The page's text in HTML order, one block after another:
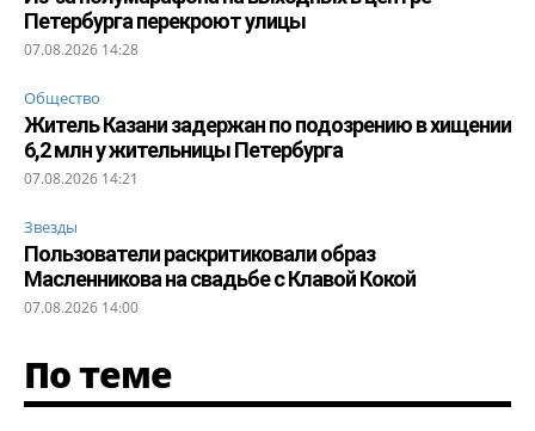
Петербурга перекроют улицы
07.08.2026 14:28
Общество
Житель Казани задержан по подозрению в хищении
6,2 млн у жительницы Петербурга
07.08.2026 14:21
Звезды
Пользователи раскритиковали образ
Масленникова на свадьбе с Клавой Кокой
07.08.2026 14:00
По теме